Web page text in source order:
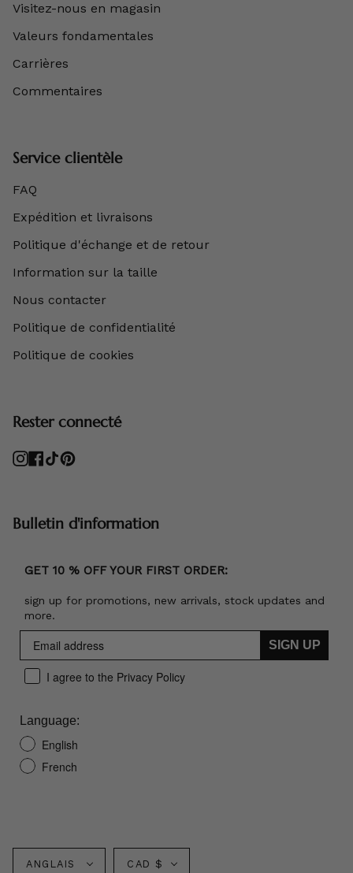
Visitez-nous en magasin
Valeurs fondamentales
Carrières
Commentaires
Service clientèle
FAQ
Expédition et livraisons
Politique d'échange et de retour
Information sur la taille
Nous contacter
Politique de confidentialité
Politique de cookies
Rester connecté
Instagram
Facebook
TikTokPinterest
Bulletin d'information
GET 10 % OFF YOUR FIRST ORDER:
sign up for promotions, new arrivals, stock updates and
more.
SIGN UP
I agree to the Privacy Policy
Language:
English
French
Langue
ANGLAIS Monnaie
CAD $